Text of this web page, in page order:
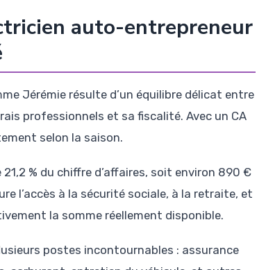
auto-entrepreneur
Jérémie résulte d’un équilibre délicat entre
professionnels et sa fiscalité. Avec un CA
selon la saison.
% du chiffre d’affaires, soit environ 890 €
l’accès à la sécurité sociale, à la retraite, et
la somme réellement disponible.
postes incontournables : assurance